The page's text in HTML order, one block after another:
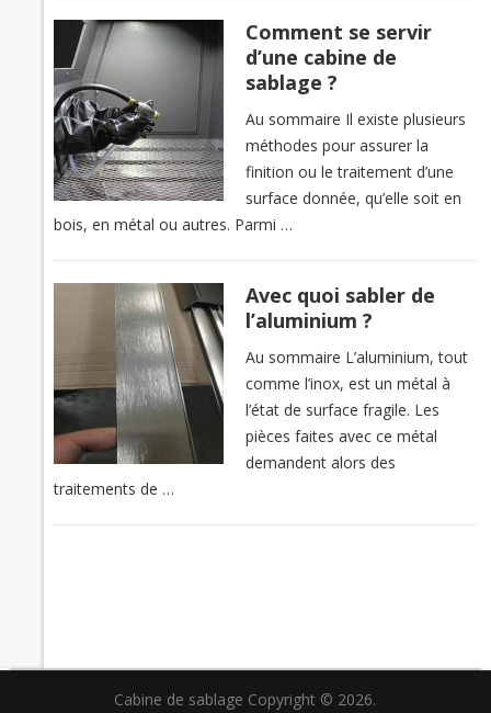
Comment se servir
d’une cabine de
sablage ?
Au sommaire Il existe plusieurs
méthodes pour assurer la
finition ou le traitement d’une
surface donnée, qu’elle soit en
bois, en métal ou autres. Parmi …
Avec quoi sabler de
l’aluminium ?
Au sommaire L’aluminium, tout
comme l’inox, est un métal à
l’état de surface fragile. Les
pièces faites avec ce métal
demandent alors des
traitements de …
Cabine de sablage Copyright © 2026.